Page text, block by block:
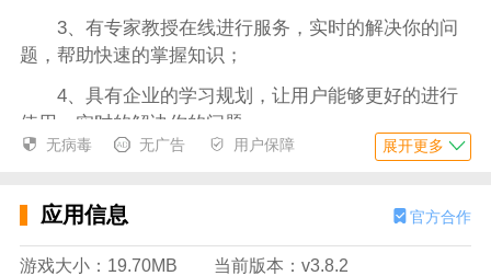
3、有专家教授在线进行服务，实时的解决你的问
题，帮助快速的掌握知识；
4、具有企业的学习规划，让用户能够更好的进行
使用，实时的解决你的问题；
5、你可以在平台里更好的管理你的时间，让你有
6、通过平台快速的进行分享，让更好的用户能够
快速的学习，得到优质的帮助；
无病毒 无广告 用户保障 展开更多
应用信息 官方合作
游戏大小：19.70MB
当前版本：v3.8.2